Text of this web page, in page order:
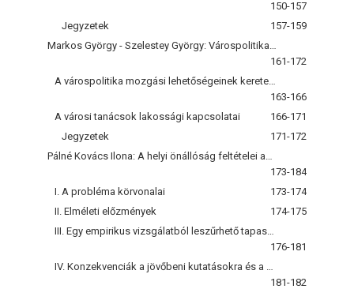
150-157
Jegyzetek
157-159
161-172
163-166
A városi tanácsok lakossági kapcsolatai
166-171
Jegyzetek
171-172
173-184
I. A probléma körvonalai
173-174
II. Elméleti előzmények
174-175
176-181
181-182